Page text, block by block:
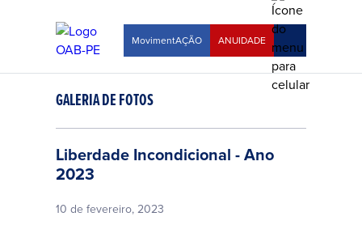
MovimentAÇÃO ANUIDADE
GALERIA DE FOTOS
Liberdade Incondicional - Ano
2023
10 de fevereiro, 2023